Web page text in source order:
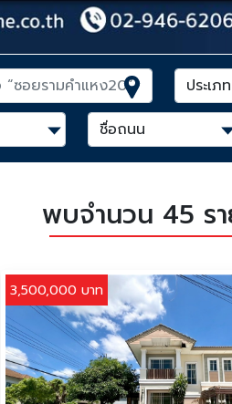
พบจำนวน 45 ร
3,500,000 บาท